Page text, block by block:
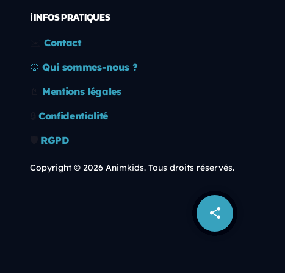
share
email
ℹ️ INFOS PRATIQUES
Contact
🦊 Qui sommes-nous ?
Mentions légales
Confidentialité
RGPD
Copyright © 2026 Animkids. Tous droits réservés.